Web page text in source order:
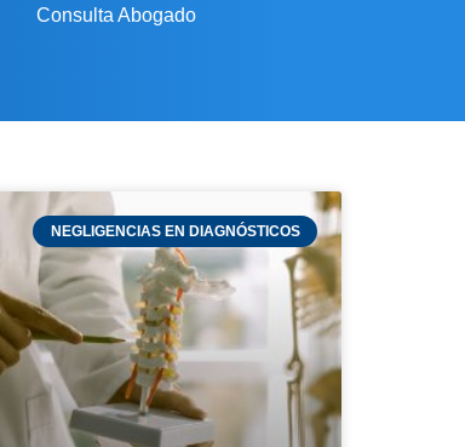
Consulta Abogado
NEGLIGENCIAS EN DIAGNÓSTICOS